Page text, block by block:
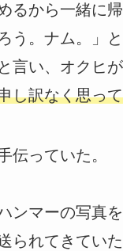
るから一緒に
う。ナム。」
言い、オクヒ
し訳なく思っ
伝っていた。
ンマーの写真
られてきてい